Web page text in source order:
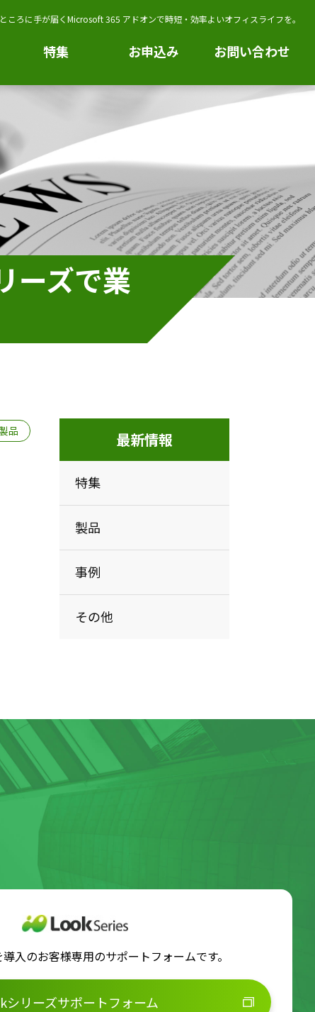
ころに手が届くMicrosoft 365 アドオンで時短・効率よいオフィスライフを。
特集 お申込み お問い合わせ
ーズで業
品 最新情報
特集
製品
事例
その他
入のお客様専用のサポートフォームです。
シリーズサポートフォーム